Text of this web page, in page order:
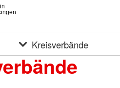
Kreisverbände